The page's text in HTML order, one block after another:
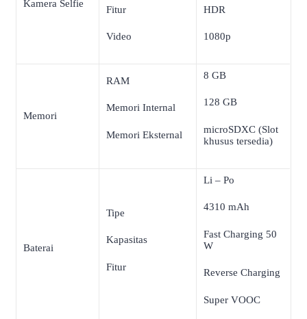
Kamera Selfie
Fitur
Video
HDR
1080p
Memori
RAM
Memori Internal
Memori Eksternal
8 GB
128 GB
microSDXC (Slot
khusus tersedia)
Baterai
Tipe
Kapasitas
Fitur
Li – Po
4310 mAh
Fast Charging 50
W
Reverse Charging
Super VOOC